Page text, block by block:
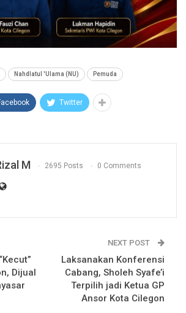
Nahdlatul 'Ulama (NU) Pemuda
Twitter
M 2695 Posts 0 Comments
Dijual
NEXT POST
Laksanakan Konferensi
Cabang, Sholeh Syafe’i
Terpilih jadi Ketua GP
Ansor Kota Cilegon